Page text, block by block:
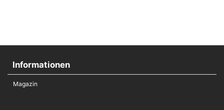
Informationen
Magazin